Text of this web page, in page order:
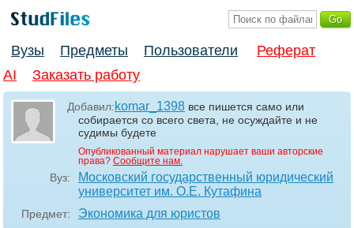
Вузы Предметы Пользователи
Реферат
AI
Заказать работу
Добавил:komar_1398 все пишется само или
собирается со всего света, не осуждайте и не
судимы будете
Опубликованный материал нарушает ваши авторские
права? Сообщите нам.
Вуз:
Московский государственный юридический
университет им. О.Е. Кутафина
Предмет: Экономика для юристов